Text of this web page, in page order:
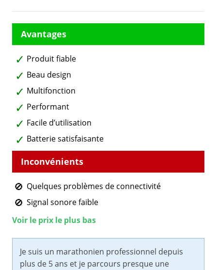
Produit fiable
Beau design
Multifonction
Performant
Facile d’utilisation
Batterie satisfaisante
Quelques problèmes de connectivité
Signal sonore faible
Voir le prix le plus bas
Je suis un marathonien professionnel depuis
plus de 5 ans et je parcours presque une